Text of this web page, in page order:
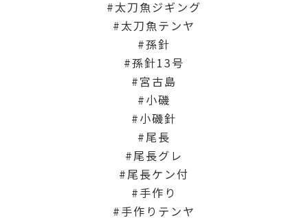
太刀魚ジギング
太刀魚テンヤ
孫針
孫針13号
宮古島
小磯
小磯針
尾長
尾長グレ
尾長ケン付
手作り
手作りテンヤ